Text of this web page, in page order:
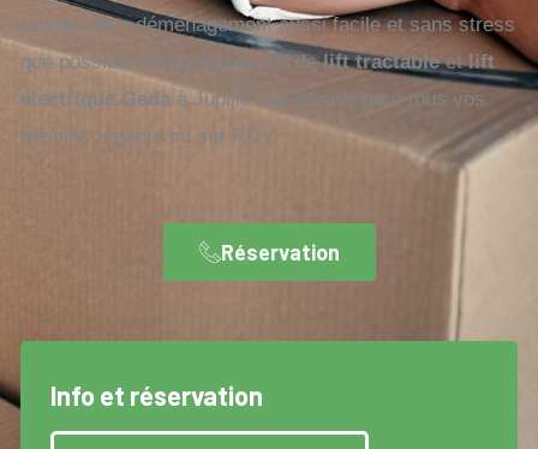
rendre votre déménagement aussi facile et sans stress
que possible. Nous disposons delift tractableetlift
électrique Gedaà Jupille-Sur-Meuse pour tous vos
besoins urgents ou sur RDV.
Réservation
Info et réservation